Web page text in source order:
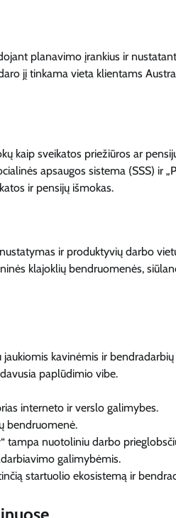
planavimo įrankius ir
jį tinkama vieta klientams
kaip sveikatos priežiūros ar
apsaugos sistema (SSS) ir
ir pensijų išmokas.
ir produktyvių darbo
klajoklių bendruomenės,
kavinėmis ir
paplūdimio vibe.
interneto ir verslo galimybes.
bendruomenė.
tampa nuotoliniu darbo
galimybėmis.
startuolio ekosistemą ir